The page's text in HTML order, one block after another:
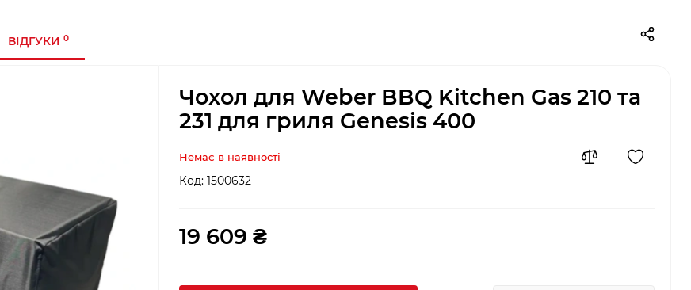
ВІДГУКИ 0
Чохол для Weber BBQ Kitchen Gas 210 та
231 для гриля Genesis 400
Немає в наявності
Код: 1500632
19 609 ₴